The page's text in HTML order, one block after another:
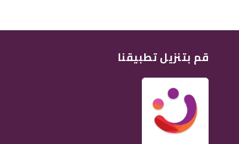
قم بتنزيل تطبيقنا